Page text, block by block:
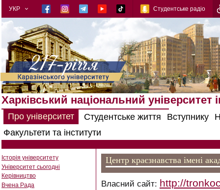
УКР Студентське радіо
Харківський національний університет
Про університет Студентське життя Вступнику
Факультети та інститути
Історія університету
Університет сьогодні
Керівництво
Вчена Рада
Центр краєзнавства імені
Власний сайт: http://